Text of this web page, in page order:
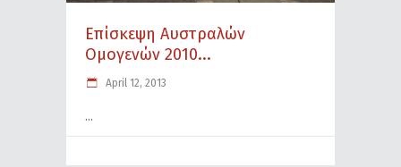
Επίσκεψη Αυστραλών
Ομογενών 2010...
April 12, 2013